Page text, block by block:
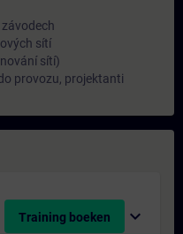
sítí
sítí)
provozu, projektanti
Training boeken expand_more